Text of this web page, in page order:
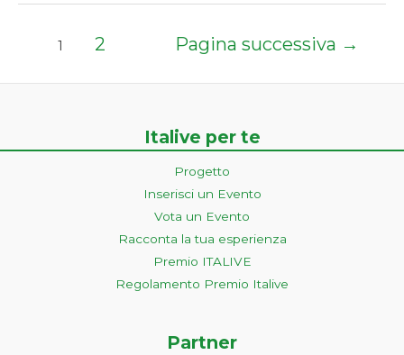
1 2 Pagina successiva →
Italive per te
Progetto
Inserisci un Evento
Vota un Evento
Racconta la tua esperienza
Premio ITALIVE
Regolamento Premio Italive
Partner